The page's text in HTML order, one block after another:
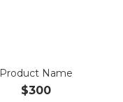
Product Name
$300